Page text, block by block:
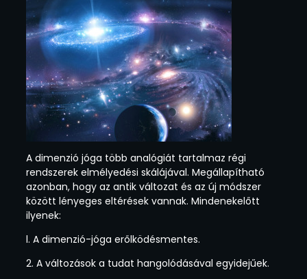
A dimenzió jóga több analógiát tartalmaz régi
rendszerek elmélyedési skálájával. Megállapítható
azonban, hogy az antik változat és az új módszer
között lényeges eltérések vannak. Mindenekelőtt
ilyenek:
l. A dimenzió-jóga erőlködésmentes.
2. A változások a tudat hangolódásával egyidejűek.